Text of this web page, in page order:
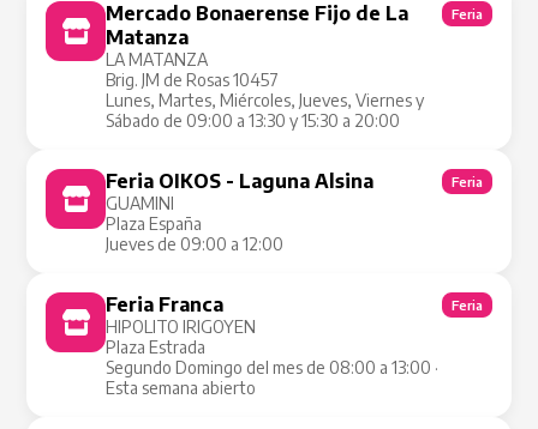
Mercado Bonaerense Fijo de La
Matanza
LA MATANZA
Brig. JM de Rosas 10457
Lunes, Martes, Miércoles, Jueves, Viernes y
Sábado de 09:00 a 13:30 y 15:30 a 20:00
Feria
Feria OIKOS - Laguna Alsina
GUAMINI
Plaza España
Jueves de 09:00 a 12:00
Feria
Feria Franca
HIPOLITO IRIGOYEN
Plaza Estrada
Segundo Domingo del mes de 08:00 a 13:00 ·
Esta semana abierto
Feria